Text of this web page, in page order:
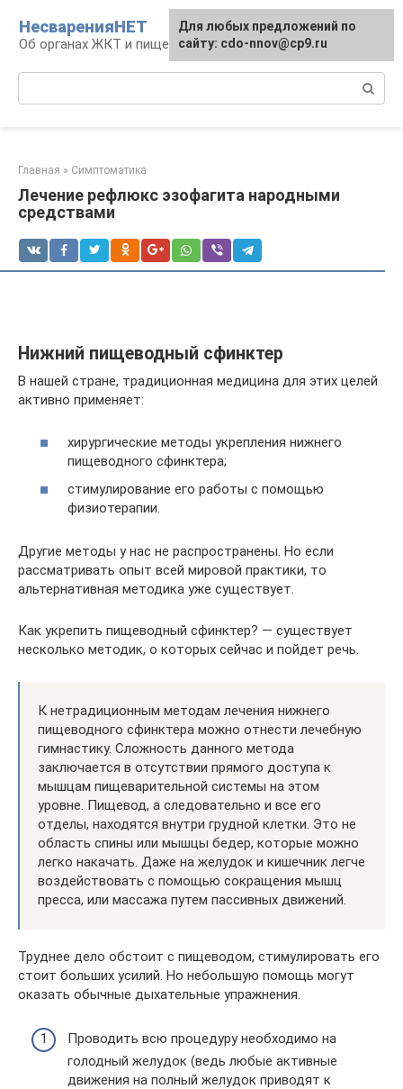
контенту
НесваренияНЕТ
Об органах ЖКТ и пищеварении
Главная » Симптоматика
Лечение рефлюкс эзофагита народными
средствами
Нижний пищеводный сфинктер
В нашей стране, традиционная медицина для этих целей
активно применяет:
хирургические методы укрепления нижнего
пищеводного сфинктера;
стимулирование его работы с помощью
физиотерапии.
Другие методы у нас не распространены. Но если
рассматривать опыт всей мировой практики, то
альтернативная методика уже существует.
Как укрепить пищеводный сфинктер? — существует
несколько методик, о которых сейчас и пойдет речь.
К нетрадиционным методам лечения нижнего
пищеводного сфинктера можно отнести лечебную
гимнастику. Сложность данного метода
заключается в отсутствии прямого доступа к
мышцам пищеварительной системы на этом
уровне. Пищевод, а следовательно и все его
отделы, находятся внутри грудной клетки. Это не
область спины или мышцы бедер, которые можно
легко накачать. Даже на желудок и кишечник легче
воздействовать с помощью сокращения мышц
пресса, или массажа путем пассивных движений.
Труднее дело обстоит с пищеводом, стимулировать его
стоит больших усилий. Но небольшую помощь могут
оказать обычные дыхательные упражнения.
Проводить всю процедуру необходимо на
голодный желудок (ведь любые активные
движения на полный желудок приводят к
Для любых предложений по
сайту: cdo-nnov@cp9.ru